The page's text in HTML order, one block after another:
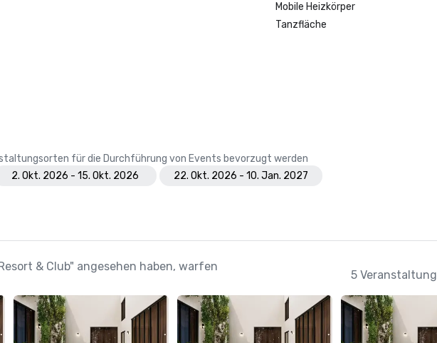
Mobile Heizkörper
Tanzfläche
für die Durchführung von Events bevorzugt werden
2. Okt. 2026 - 15. Okt. 2026
22. Okt. 2026 - 10. Jan. 2027
& Club" angesehen haben, warfen
5